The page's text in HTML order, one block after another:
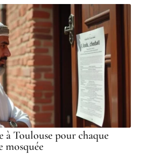
à Toulouse pour chaque
mosquée